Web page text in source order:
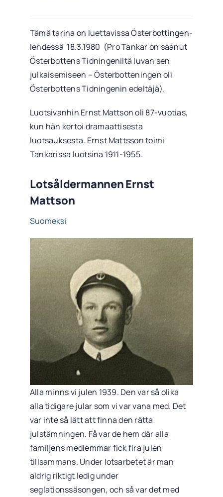
Tämä tarina on luettavissa Österbottingen-
lehdessä 18.3.1980 (Pro Tankar on saanut
Österbottens Tidningeniltä luvan sen
julkaisemiseen – Österbotteningen oli
Österbottens Tidningenin edeltäjä).
Luotsivanhin Ernst Mattson oli 87-vuotias,
kun hän kertoi dramaattisesta
luotsauksesta. Ernst Mattsson toimi
Tankarissa luotsina 1911-1955.
Lotsåldermannen Ernst
Mattson
Suomeksi
Alla minns vi julen 1939. Den var så olika
alla tidigare jular som vi var vana med. Det
var inte så lätt att finna den rätta
julstämningen. Få var de hem där alla
familjens medlemmar fick fira julen
tillsammans. Under lotsarbetet är man
aldrig riktigt ledig under
seglationssäsongen, och så var det med